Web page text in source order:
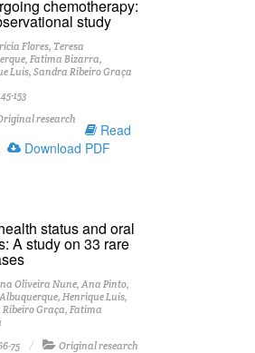
chemotherapy:
study
Flores, Teresa
Fatima Bizarra,
Luís, Sandra Ribeiro Graça
153
research
Read
Download PDF
status and oral
A study on 33 rare
Oliveira Nune, Ana Pinto,
Henrique Luís,
Graça, Fatima
75
Original research